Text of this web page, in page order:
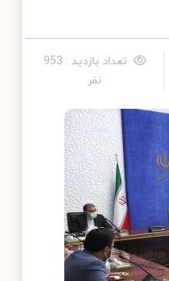
تعداد بازدید : 953
نفر